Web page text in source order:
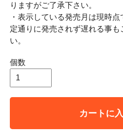
りますがご了承下さい。
・表示している発売月は現時
定通りに発売されず遅れる事も
い。
個数
カートに